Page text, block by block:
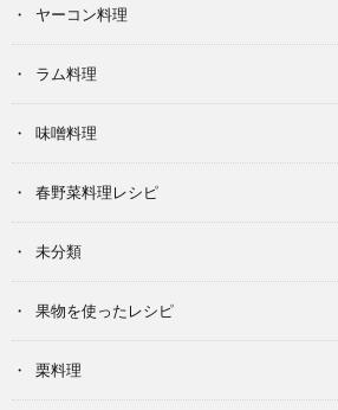
ヤーコン料理
ラム料理
味噌料理
春野菜料理レシピ
未分類
果物を使ったレシピ
栗料理